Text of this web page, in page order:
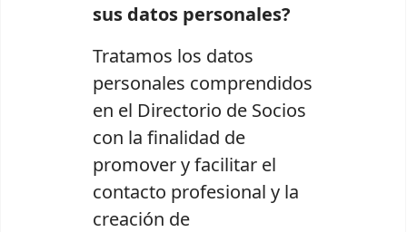
sus datos personales?
Tratamos los datos
personales comprendidos
en el Directorio de Socios
con la finalidad de
promover y facilitar el
contacto profesional y la
creación de